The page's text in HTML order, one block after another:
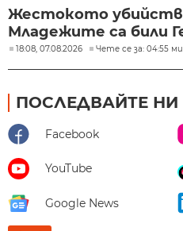
Жестокото
Младежите са били
18:08, 07.08.2026 Чете се за: 04:55
ПОСЛЕДВАЙТЕ НИ
Facebook
YouTube
Google News